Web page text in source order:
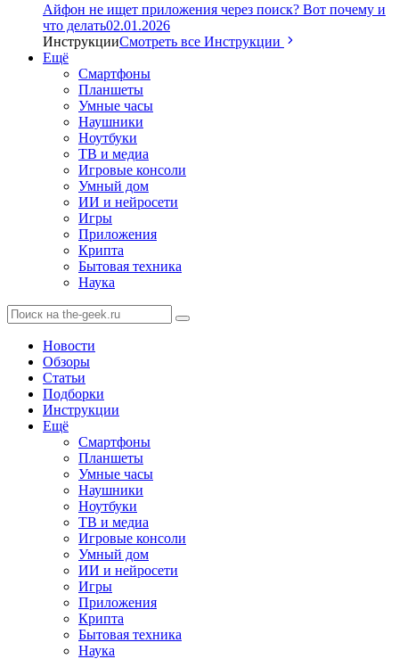
Айфон не ищет приложения через поиск? Вот почему и
что делать02.01.2026
ИнструкцииСмотреть все Инструкции
Ещё
Смартфоны
Планшеты
Умные часы
Наушники
Ноутбуки
ТВ и медиа
Игровые консоли
Умный дом
ИИ и нейросети
Игры
Приложения
Крипта
Бытовая техника
Наука
Новости
Обзоры
Статьи
Подборки
Инструкции
Ещё
Смартфоны
Планшеты
Умные часы
Наушники
Ноутбуки
ТВ и медиа
Игровые консоли
Умный дом
ИИ и нейросети
Игры
Приложения
Крипта
Бытовая техника
Наука